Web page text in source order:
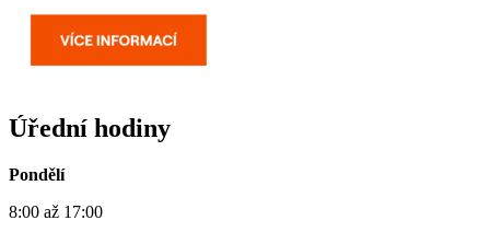
Úřední hodiny
Pondělí
8:00 až 17:00